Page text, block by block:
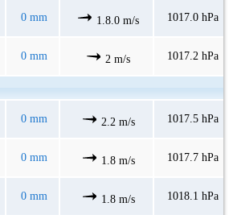
0 mm 1.8.0 m/s 1017.0 hPa
0 mm 2 m/s 1017.2 hPa
0 mm 2.2 m/s 1017.5 hPa
0 mm 1.8 m/s 1017.7 hPa
0 mm 1.8 m/s 1018.1 hPa